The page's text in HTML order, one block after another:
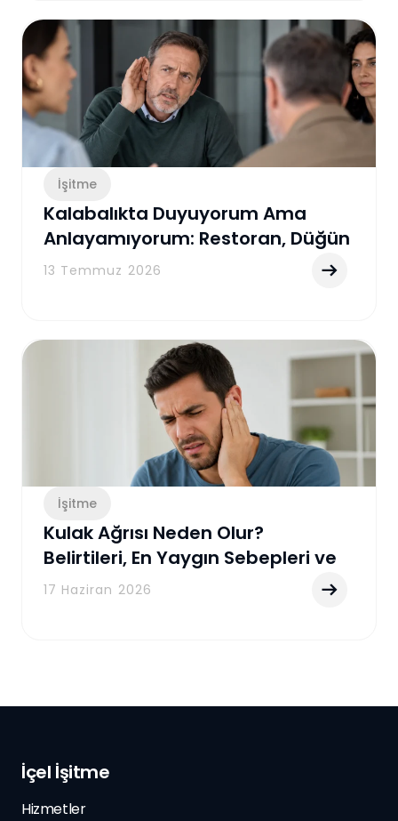
İşitme
Kalabalıkta Duyuyorum Ama
Anlayamıyorum: Restoran, Düğün
ve Toplantılarda İşitme
13 Temmuz 2026
İşitme
Kulak Ağrısı Neden Olur?
Belirtileri, En Yaygın Sebepleri ve
Etkili Tedavi Yöntemleri
17 Haziran 2026
İçel İşitme
Hizmetler